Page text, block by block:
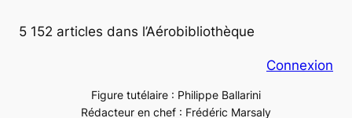
5 152 articles dans l’Aérobibliothèque
Connexion
Figure tutélaire : Philippe Ballarini
Rédacteur en chef : Frédéric Marsaly